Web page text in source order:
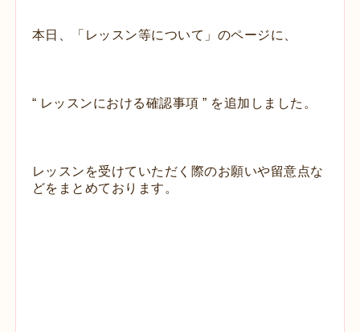
本日、「レッスン等について」のページに、
“ レッスンにおける確認事項 ” を追加しました。
レッスンを受けていただく際のお願いや留意点な
どを まとめております。